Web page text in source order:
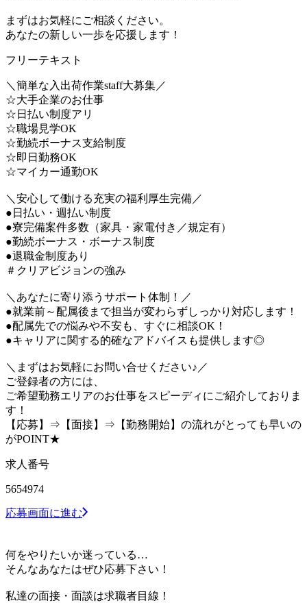
まずはお気軽にご相談ください。
あなたの新しい一歩を応援します！
フリーテキスト
＼簡単な入出荷作業staff大募集／
☆大手企業のお仕事
☆日払い制度アリ
☆職場見学OK
☆勤続ボーナス支給制度
☆即日勤務OK
☆マイカー通勤OK
＼安心して働ける充実の福利厚生完備／
●日払い・週払い制度
●寮完備案件多数（家具・家電付き／規定有）
●勤続ボーナス・ボーナス制度
●退職金制度あり
＃クリアビジョンの強み
＼あなたに寄り添うサポート体制！／
●就業前～配属後まで担当が変わらずしっかり対応します！
●配属先での悩みや不安も、すぐに相談OK！
●キャリアに関する的確なアドバイスも提供します◎
＼まずはお気軽にお問い合せください♪／
ご登録者の方には、
ご希望勤務エリアのお仕事をスピーディにご紹介しておりま
す！
【応募】⇒【面接】⇒【勤務開始】の流れがとっても早いの
がPOINT★
求人番号
5654974
応募画面に進む
何をやりたいか迷っている…
そんなあなたはぜひ応募下さい！
私達の面接・面談は求職者目線！